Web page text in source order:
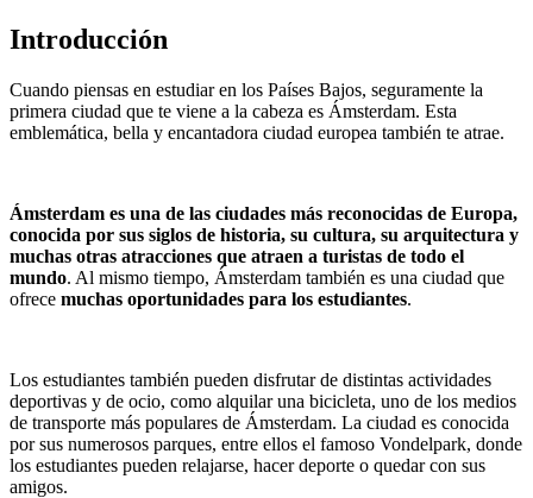
Introducción
Cuando piensas en estudiar en los Países Bajos, seguramente la
primera ciudad que te viene a la cabeza es Ámsterdam. Esta
emblemática, bella y encantadora ciudad europea también te atrae.
Ámsterdam es una de las ciudades más reconocidas de Europa,
conocida por sus siglos de historia, su cultura, su arquitectura y
muchas otras atracciones que atraen a turistas de todo el
mundo. Al mismo tiempo, Ámsterdam también es una ciudad que
ofrece muchas oportunidades para los estudiantes.
Los estudiantes también pueden disfrutar de distintas actividades
deportivas y de ocio, como alquilar una bicicleta, uno de los medios
de transporte más populares de Ámsterdam. La ciudad es conocida
por sus numerosos parques, entre ellos el famoso Vondelpark, donde
los estudiantes pueden relajarse, hacer deporte o quedar con sus
amigos.